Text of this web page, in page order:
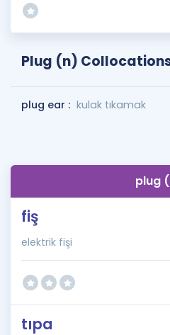
Plug (n)
plug ear : kulak tıkamak
plug
fiş
elektrik fişi
tıpa